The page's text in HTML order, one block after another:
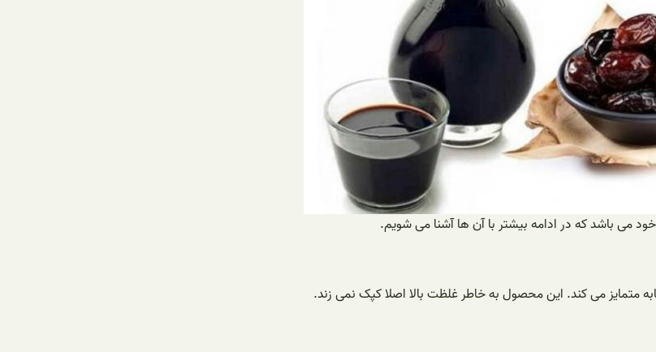
می باشد که در ادامه بیشتر با آن ها آشنا می شویم.
متمایز می کند. این محصول به خاطر غلظت بالا اصلا کپک نمی زند.